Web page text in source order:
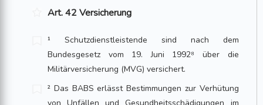
Art. 42 Versicherung
¹ Schutzdienstleistende sind nach dem
Bundesgesetz vom 19. Juni 1992⁸ über die
Militärversicherung (MVG) versichert.
² Das BABS erlässt Bestimmungen zur Verhütung